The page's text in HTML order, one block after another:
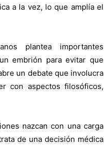
a la vez, lo que amplía el
plantea importantes
embrión para evitar que
un debate que involucra
con aspectos filosóficos,
nazcan con una carga
de una decisión médica